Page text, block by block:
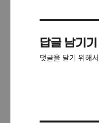
답글 남기기
댓글을 달기 위해